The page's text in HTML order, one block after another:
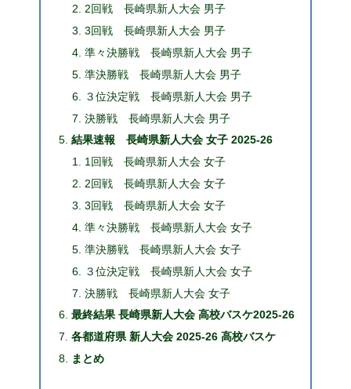
2回戦 長崎県新人大会 男子
3回戦 長崎県新人大会 男子
準々決勝戦 長崎県新人大会 男子
準決勝戦 長崎県新人大会 男子
３位決定戦 長崎県新人大会 男子
決勝戦 長崎県新人大会 男子
結果速報 長崎県新人大会 女子 2025-26
1回戦 長崎県新人大会 女子
2回戦 長崎県新人大会 女子
3回戦 長崎県新人大会 女子
準々決勝戦 長崎県新人大会 女子
準決勝戦 長崎県新人大会 女子
３位決定戦 長崎県新人大会 女子
決勝戦 長崎県新人大会 女子
最終結果 長崎県新人大会 高校バスケ2025-26
各都道府県 新人大会 2025-26 高校バスケ
まとめ